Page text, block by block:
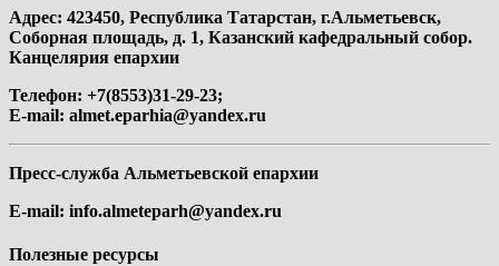
Адрес: 423450, Республика Татарстан, г.Альметьевск,
Соборная площадь, д. 1, Казанский кафедральный собор.
Канцелярия епархии
Телефон: +7(8553)31-29-23;
E-mail: almet.eparhia@yandex.ru
Пресс-служба Альметьевской епархии
E-mail: info.almeteparh@yandex.ru
Полезные ресурсы